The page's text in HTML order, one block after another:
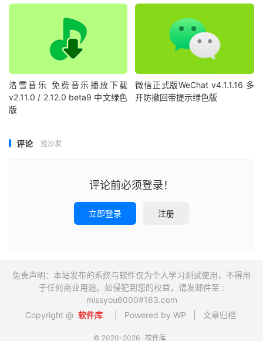
洛雪音乐 免费音乐播放下载
v2.11.0 / 2.12.0 beta9 中文绿色
版
微信正式版WeChat v4.1.1.16 多
开防撤回带提示绿色版
评论 抢沙发
评论前必须登录！
立即登录 注册
免责声明：本站发布的系统与软件仅为个人学习测试使用，不得用
于任何商业用途。如侵犯到您的权益，请发邮件至 :
missyou6000#163.com
Copyright @ 软件库 | Powered by WP | 文章归档
© 2020-2026 软件库